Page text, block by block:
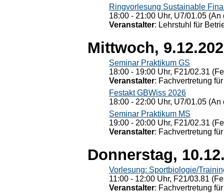
Ringvorlesung Sustainable
18:00 - 21:00 Uhr, U7/01.05
Veranstalter: Lehrstuhl für
Mittwoch,
Seminar Praktikum GS
18:00 - 19:00 Uhr, F21/02.31
Veranstalter: Fachvertretung
Festakt GBWiss 2026
18:00 - 22:00 Uhr, U7/01.05
Seminar Praktikum MS
19:00 - 20:00 Uhr, F21/02.31
Veranstalter: Fachvertretung
Donnerstag,
Vorlesung: Sportbiologie/
11:00 - 12:00 Uhr, F21/03.81
Veranstalter: Fachvertretung